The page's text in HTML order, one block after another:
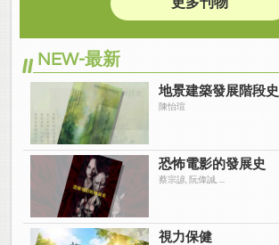
更多刊物
NEW-最新
地景建築發展階段史
陳怡瑄
恐怖電影的發展史
蔡宗諺, 阮偉誠, ...
視力保健